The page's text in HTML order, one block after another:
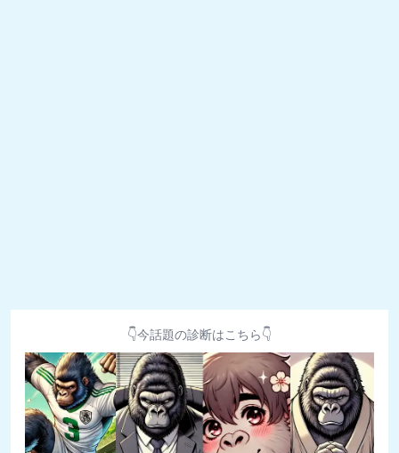
👇今話題の診断はこちら👇